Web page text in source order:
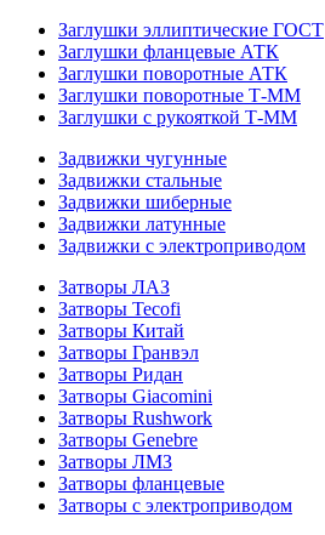
Заглушки эллиптические ГОСТ
Заглушки фланцевые АТК
Заглушки поворотные АТК
Заглушки поворотные Т-ММ
Заглушки с рукояткой Т-ММ
Задвижки чугунные
Задвижки стальные
Задвижки шиберные
Задвижки латунные
Задвижки с электроприводом
Затворы ЛАЗ
Затворы Tecofi
Затворы Китай
Затворы Гранвэл
Затворы Ридан
Затворы Giacomini
Затворы Rushwork
Затворы Genebre
Затворы ЛМЗ
Затворы фланцевые
Затворы с электроприводом